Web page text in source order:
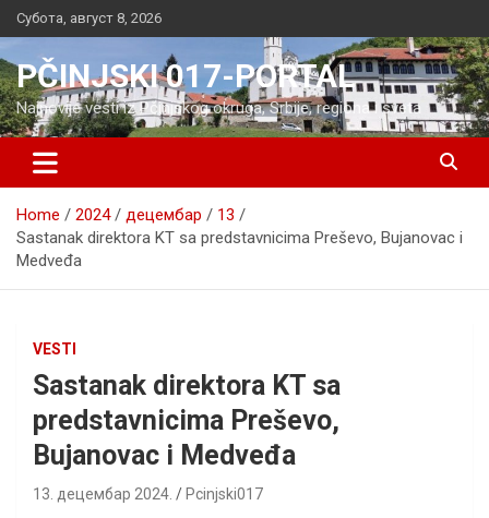
Skip
to
content
Субота, август 8, 2026
PČINJSKI 017-PORTAL
Najnovije vesti iz Pčinjskog okruga, Srbije, regiona i sveta
Home 2024 децембар
13
Sastanak direktora KT sa predstavnicima Preševo, Bujanovac i
Medveđa
VESTI
Sastanak direktora KT sa
predstavnicima Preševo,
Bujanovac i Medveđa
13. децембар 2024. Pcinjski017